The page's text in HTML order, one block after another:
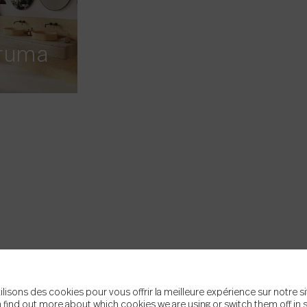
des cookies pour vous offrir la meilleure expérience sur notre
find out more about which cookies we are using or switch them off in